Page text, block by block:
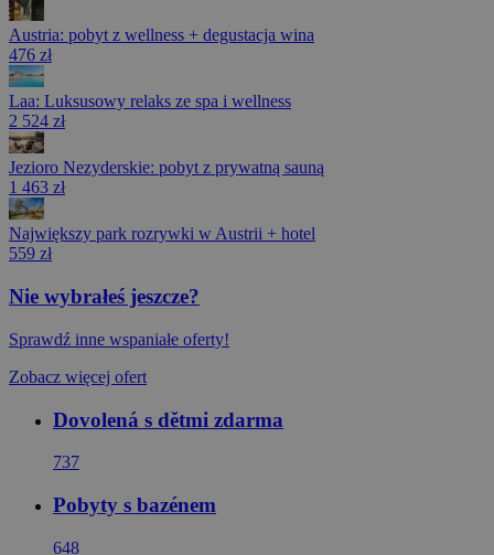
Austria: pobyt z wellness + degustacja wina
476 zł
Laa: Luksusowy relaks ze spa i wellness
2 524 zł
Jezioro Nezyderskie: pobyt z prywatną sauną
1 463 zł
Największy park rozrywki w Austrii + hotel
559 zł
Nie wybrałeś jeszcze?
Sprawdź inne wspaniałe oferty!
Zobacz więcej ofert
Dovolená s dětmi zdarma
737
Pobyty s bazénem
648